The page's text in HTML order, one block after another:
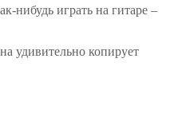
нибудь играть на гитаре –
удивительно копирует